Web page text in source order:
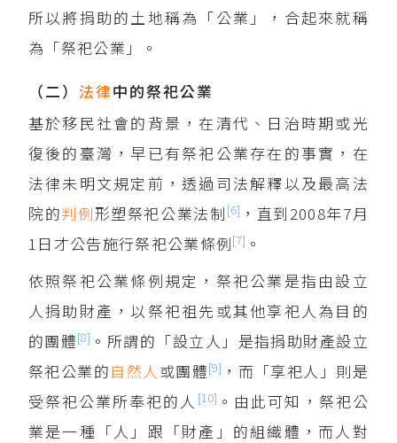
所以將捐助的土地稱為「公業」，合起來就稱
為「祭祀公業」。
（二）法律中的祭祀公業
基於移民社會的背景，在清代、日治時期或光
復後的臺灣，早已有祭祀公業存在的事實，在
法律未明文規定前，透過司法解釋以及最高法
院的判例形塑祭祀公業法制 [6] ，直到2008年7月
1日才公告施行祭祀公業條例[7] 。
依照祭祀公業條例規定，祭祀公業是指由設立
人捐助財產，以祭祀祖先或其他享祀人為目的
的團體[8] 。所謂的「設立人」是指捐助財產設立
祭祀公業的自然人 或團體[9] ，而「享祀人」則是
受祭祀公業所奉祀的人 [10] 。由此可知，祭祀公
業是一種「人」跟「財產」的組織體，而人對